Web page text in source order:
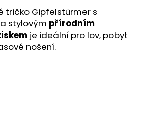
tričko Gipfelstürmer s
stylovým přírodním
je ideální pro lov, pobyt
nošení.